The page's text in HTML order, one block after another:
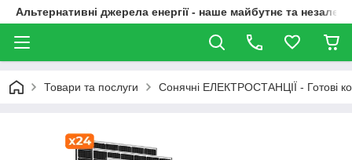
Альтернативні джерела енергії - наше майбутнє та
Товари та послуги Сонячні ЕЛЕКТРОСТАНЦІЇ - Готові